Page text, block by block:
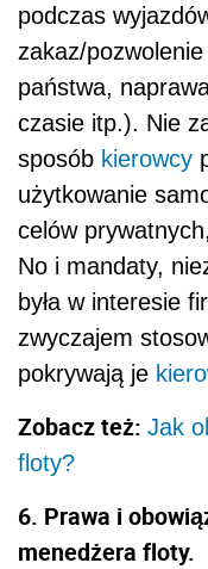
podczas
zakaz/
państwa,
czasie itp.). Nie
sposób kierowcy
użytkowanie
celów
No i mandaty,
była w interesie
zwyczajem
pokrywają je
Zobacz też: Jak
floty?
6. Prawa i
menedżera floty.